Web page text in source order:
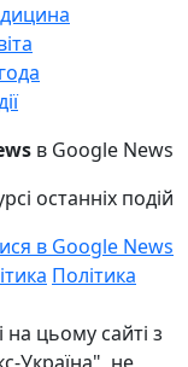
в Google News
останніх подій
в Google News
Політика
на цьому сайті з